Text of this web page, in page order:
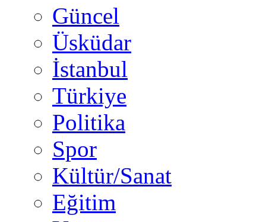
Güncel
Üsküdar
İstanbul
Türkiye
Politika
Spor
Kültür/Sanat
Eğitim